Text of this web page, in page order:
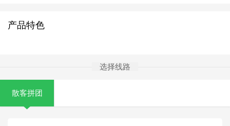
产品特色
选择线路
散客拼团